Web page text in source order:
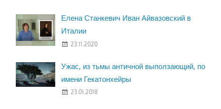
Елена Станкевич Иван Айвазовский в
Италии
23.11.2020
Ужас, из тьмы античной выползающий, по
имени Гекатонхейры
23.01.2018